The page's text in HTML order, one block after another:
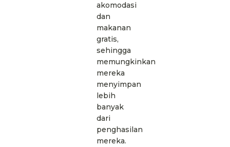
akomodasi
dan
makanan
gratis,
sehingga
memungkinkan
mereka
menyimpan
lebih
banyak
dari
penghasilan
mereka.